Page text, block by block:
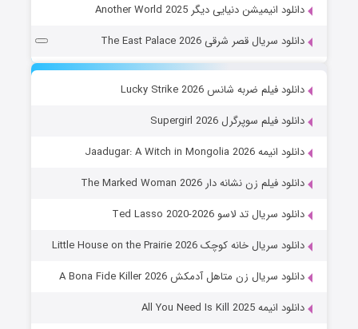
دانلود انیمیشن دنیایی دیگر Another World 2025
دانلود سریال قصر شرقی The East Palace 2026
دانلود فیلم ضربه شانس Lucky Strike 2026
دانلود فیلم سوپرگرل Supergirl 2026
دانلود انیمه Jaadugar: A Witch in Mongolia 2026
دانلود فیلم زن نشانه دار The Marked Woman 2026
دانلود سریال تد لاسو Ted Lasso 2020-2026
دانلود سریال خانه کوچک Little House on the Prairie 2026
دانلود سریال زن متاهل آدمکش A Bona Fide Killer 2026
دانلود انیمه All You Need Is Kill 2025